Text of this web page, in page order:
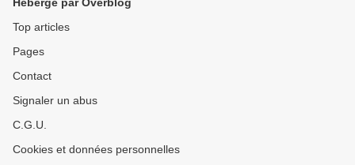
Top articles
Pages
Contact
Signaler un abus
C.G.U.
Cookies et données personnelles